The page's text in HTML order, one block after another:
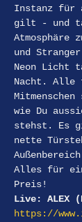
Instanz für
gilt - und
Atmosphäre
und
Neon Licht
Nacht. Alle
wie Du
stehst. Es
nette
Alles für
Preis!
Live: ALEX
https://